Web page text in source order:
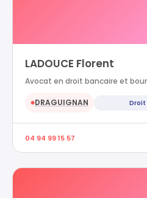
LADOUCE Florent
Avocat en droit bancaire et
●DRAGUIGNAN Droit
04 94 99 15 57